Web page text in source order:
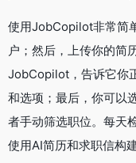
使用JobCopilot非常简
户；然后，上传你的简
JobCopilot，告诉它你
和选项；最后，你可以
者手动筛选职位。每天
使用AI简历和求职信构